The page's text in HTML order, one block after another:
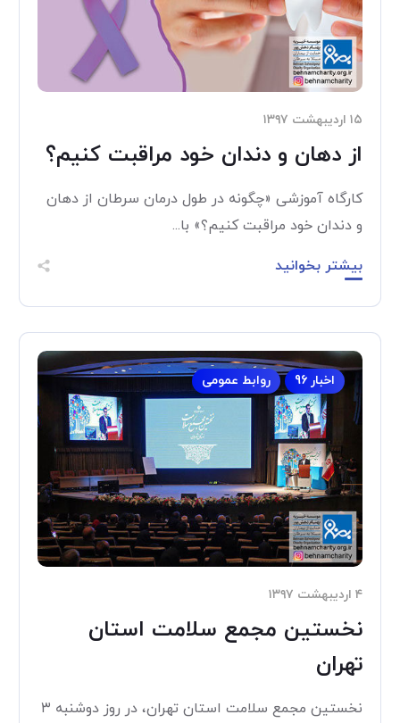
۱۵ اردیبهشت ۱۳۹۷
از دهان و دندان خود مراقبت کنیم؟
کارگاه آموزشی «چگونه در طول درمان سرطان از دهان
و دندان خود مراقبت کنیم؟» با...
بیشتر بخوانید
اخبار 96 روابط عمومی
۴ اردیبهشت ۱۳۹۷
نخستین مجمع سلامت استان
تهران
نخستین مجمع سلامت استان تهران، در روز دوشنبه ۳